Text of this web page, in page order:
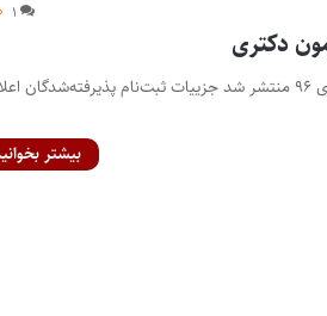
۱
دکتری
کارنامه شرکت‌کنندگان در مرحله تکیمل‌ظرفیت آزمون دکتری ۹۶ منتشر شد جزییات ثبت‌نام پذیرفته‌شدگان
بیشتر